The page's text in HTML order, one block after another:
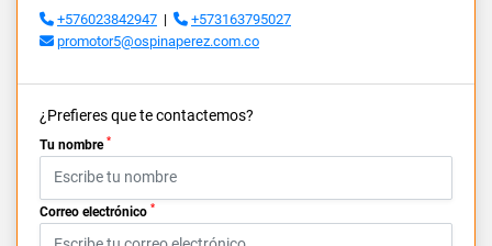
+576023842947 |
+573163795027
promotor5@ospinaperez.com.co
¿Prefieres que te contactemos?
Tu nombre *
Correo electrónico *